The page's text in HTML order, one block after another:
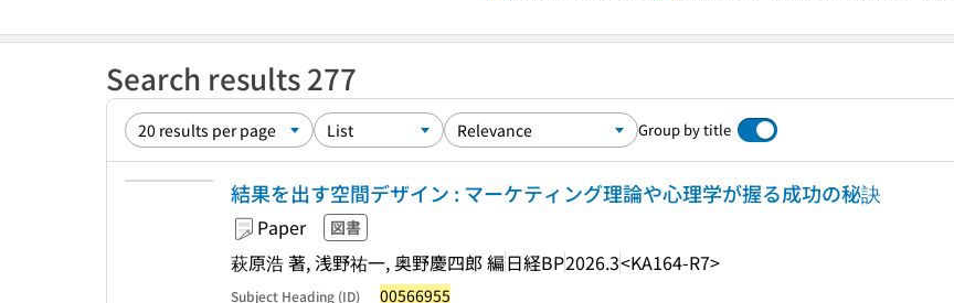
Search results 277
Group by title
結果を出す空間デザイン : マーケティング理論や心理学が握る成功の秘訣
Paper 図書
萩原浩 著, 浅野祐一, 奥野慶四郎 編日経BP2026.3<KA164-R7>
Subject Heading (ID) 00566955